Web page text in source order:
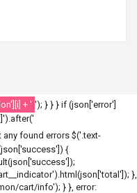
+ ' '); } } } if (json['error']
found errors $('.text-
{
},
cart/info'); } }, error: